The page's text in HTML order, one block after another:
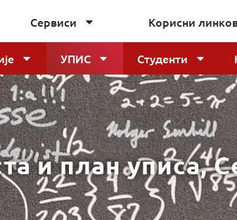
Сервиси Корисни
УПИС Студенти
и план уписа,